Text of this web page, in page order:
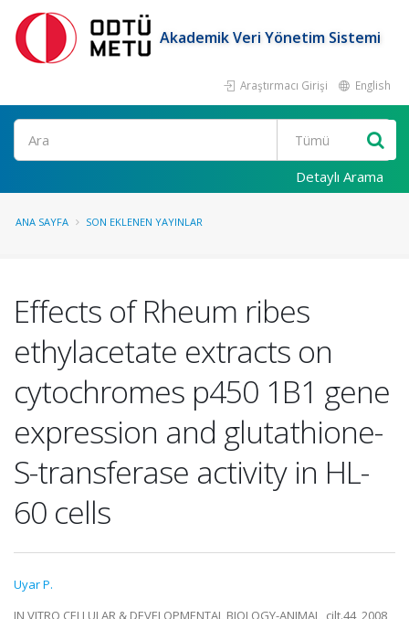
Akademik Veri Yönetim Sistemi
Araştırmacı Girişi English
Ara
Detaylı Arama
ANA SAYFA SON EKLENEN YAYINLAR
Effects of Rheum ribes
ethylacetate extracts on
cytochromes p450 1B1 gene
expression and glutathione-
S-transferase activity in HL-
60 cells
Uyar P.
IN VITRO CELLULAR & DEVELOPMENTAL BIOLOGY-ANIMAL, cilt.44, 2008